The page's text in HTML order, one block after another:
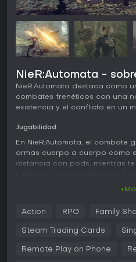
NieR:Automata -
NieR:Automata destaca como
combates frenéticos con una
existencia y el conflicto en un
Jugabilidad
En NieR:Automata, el combate
armas cuerpo a cuerpo como
distancia con pods, mientras
Los elementos RPG te
desbloqueando habilidades y
Action RPG Family
Steam Trading Cards
Remote Play on Phone